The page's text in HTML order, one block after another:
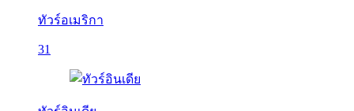
ทัวร์อเมริกา
31